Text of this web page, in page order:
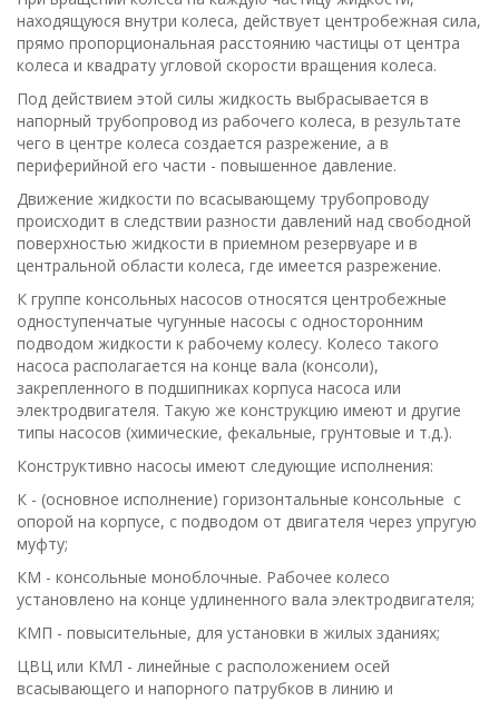
находящуюся внутри колеса, действует центробежная сила,
прямо пропорциональная расстоянию частицы от центра
колеса и квадрату угловой скорости вращения колеса.
Под действием этой силы жидкость выбрасывается в
напорный трубопровод из рабочего колеса, в результате
чего в центре колеса создается разрежение, а в
периферийной его части - повышенное давление.
Движение жидкости по всасывающему трубопроводу
происходит в следствии разности давлений над свободной
поверхностью жидкости в приемном резервуаре и в
центральной области колеса, где имеется разрежение.
К группе консольных насосов относятся центробежные
одноступенчатые чугунные насосы с односторонним
подводом жидкости к рабочему колесу. Колесо такого
насоса располагается на конце вала (консоли),
закрепленного в подшипниках корпуса насоса или
электродвигателя. Такую же конструкцию имеют и другие
типы насосов (химические, фекальные, грунтовые и т.д.).
Конструктивно насосы имеют следующие исполнения:
К - (основное исполнение) горизонтальные консольные с
опорой на корпусе, с подводом от двигателя через упругую
муфту;
КМ - консольные моноблочные. Рабочее колесо
установлено на конце удлиненного вала электродвигателя;
КМП - повысительные, для установки в жилых зданиях;
ЦВЦ или КМЛ - линейные с расположением осей
всасывающего и напорного патрубков в линию и